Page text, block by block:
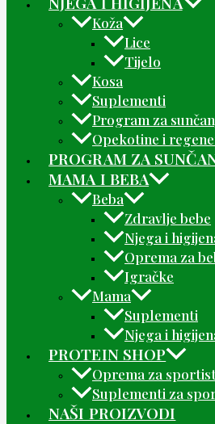
Koža
Lice
Tijelo
Kosa
Suplementi
Program za
Opekotine i
PROGRAM ZA
MAMA I BEBA
Beba
Zdravlje bebe
Njega i
Oprema za
Igračke
Mama
Suplementi
Njega i
PROTEIN SHOP
Oprema za
Suplementi za
NAŠI PROIZVODI